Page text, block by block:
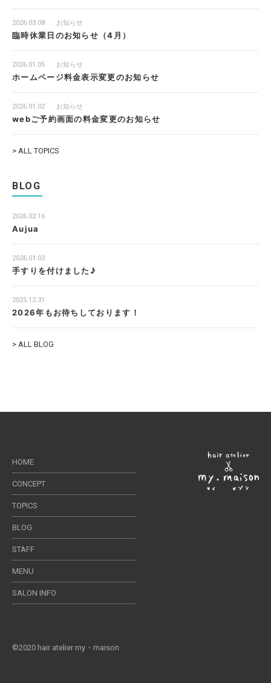
2026.03.08 お知らせ
臨時休業日のお知らせ（4月）
2026.01.05 お知らせ
ホームページ料金表示変更のお知らせ
2026.01.02 お知らせ
webご予約画面の料金変更のお知らせ
> ALL TOPICS
BLOG
2026.02.16
Aujua
2026.01.03
手すりを付けました♪
2025.12.31
2026年もお待ちしております！
> ALL BLOG
HOME
CONCEPT
TOPICS
BLOG
STAFF
MENU
SALON INFO
©2020 hair atelier my・maison.